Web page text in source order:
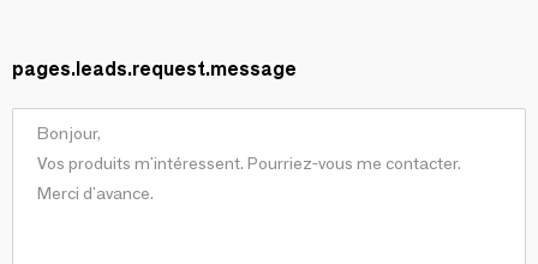
pages.leads.request.message